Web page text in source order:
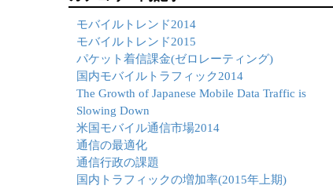
モバイルトレンド2014
モバイルトレンド2015
パケット着信課金(ゼロレーティング)
国内モバイルトラフィック2014
The Growth of Japanese Mobile Data Traffic is
Slowing Down
米国モバイル通信市場2014
通信の最適化
通信行政の課題
国内トラフィックの増加率(2015年上期)